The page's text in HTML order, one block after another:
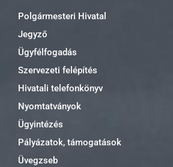
Polgármesteri Hivatal
Jegyző
Ügyfélfogadás
Szervezeti felépítés
Hivatali telefonkönyv
Nyomtatványok
Ügyintézés
Pályázatok, támogatások
Üvegzseb